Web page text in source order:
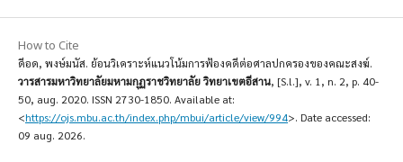
How to Cite
ดีอด, พงษ์มนัส. ย้อนวิเคราะห์แนวโน้มการฟ้องคดีต่อศาลปกครองของคณะสงฆ์.
วารสารมหาวิทยาลัยมหามกุฏราชวิทยาลัย วิทยาเขตอีสาน, [S.l.], v. 1, n. 2, p. 40-
50, aug. 2020. ISSN 2730-1850. Available at:
<https://ojs.mbu.ac.th/index.php/mbui/article/view/994>. Date accessed:
09 aug. 2026.